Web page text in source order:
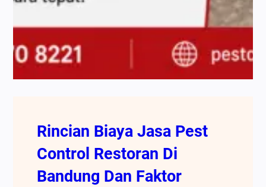
Rincian Biaya Jasa Pest
Control Restoran Di
Bandung Dan Faktor